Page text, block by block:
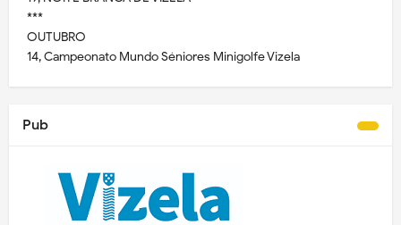
***
OUTUBRO
14, Campeonato Mundo Séniores Minigolfe Vizela
Pub